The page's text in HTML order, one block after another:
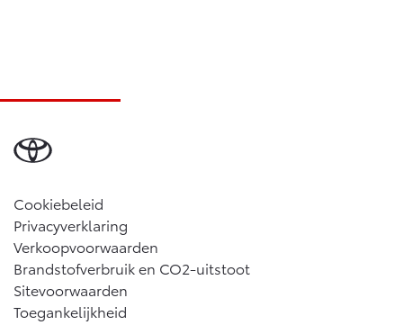
Cookiebeleid
Privacyverklaring
Verkoopvoorwaarden
Brandstofverbruik en CO2-uitstoot
Sitevoorwaarden
Toegankelijkheid